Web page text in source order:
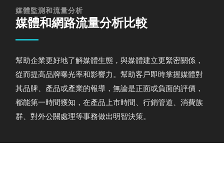
媒體監測和流量分析
媒體和網路流量分析比較
幫助企業更好地了解媒體生態，與媒體建立更緊密關係，
從而提高品牌曝光率和影響力。幫助客戶即時掌握媒體對
其品牌、產品或產業的報導，無論是正面或負面的評價，
都能第一時間獲知，在產品上市時間、行銷管道、消費族
群、對外公關處理等事務做出明智決策。